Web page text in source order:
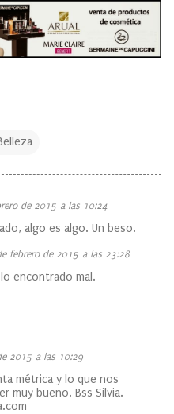
de 2015 a las 10:24
algo es algo. Un beso.
febrero de 2015 a las 23:28
encontrado mal.
2015 a las 10:29
métrica y lo que nos
muy bueno. Bss Silvia.